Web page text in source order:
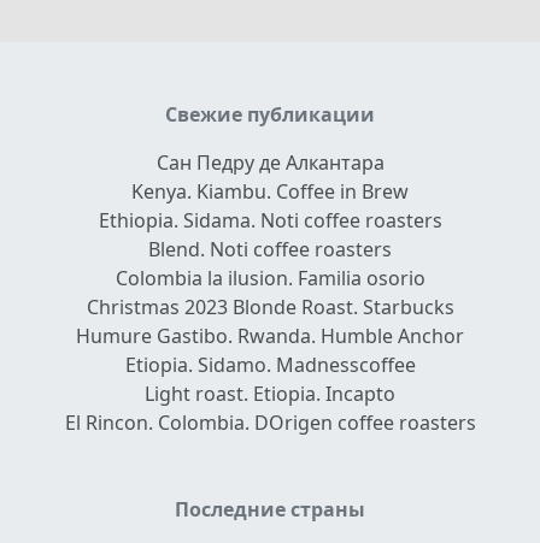
Свежие публикации
Сан Педру де Алкантара
Kenya. Kiambu. Coffee in Brew
Ethiopia. Sidama. Noti coffee roasters
Blend. Noti coffee roasters
Colombia la ilusion. Familia osorio
Christmas 2023 Blonde Roast. Starbucks
Humure Gastibo. Rwanda. Humble Anchor
Etiopia. Sidamo. Madnesscoffee
Light roast. Etiopia. Incapto
El Rincon. Colombia. DOrigen coffee roasters
Последние страны